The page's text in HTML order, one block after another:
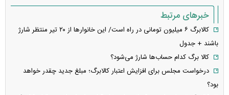
خبرهای مرتبط
کالابرگ ۶ میلیون تومانی در راه است/ این خانوار‌ها از ۲۰ تیر منتظر شارژ
باشند + جدول
کالا برگ کدام حساب‌ها شارژ می‌شود؟
درخواست مجلس برای افزایش اعتبار کالابرگ؛ مبلغ جدید چقدر خواهد
بود؟